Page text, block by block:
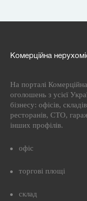
Комерційна
На порталі
оголошень з усієї
бізнесу: офісів,
ресторанів, СТО,
інших профілів.
офіс
торгові площі
склад